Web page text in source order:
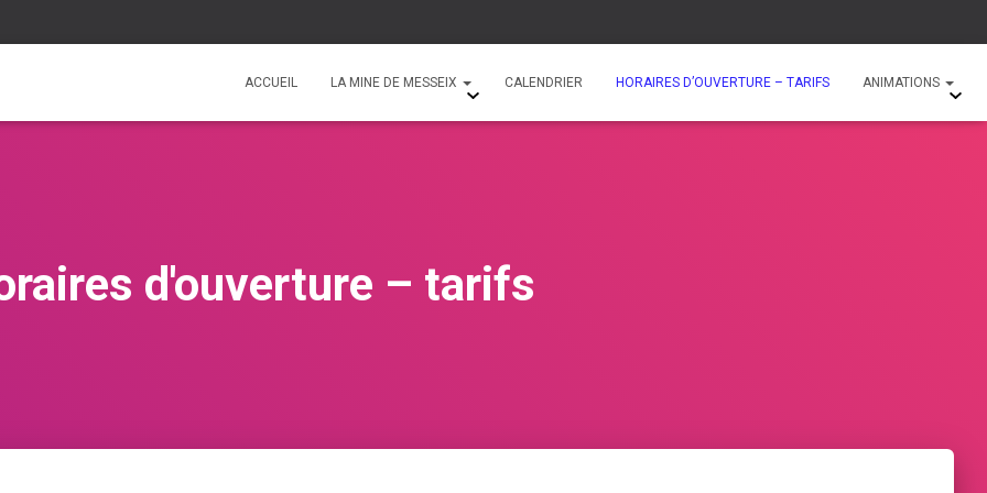
ACCUEIL LA MINE DE MESSEIX CALENDRIER HORAIRES D’OUVERTURE – TARIFS ANIMATIONS
d'ouverture – tarifs